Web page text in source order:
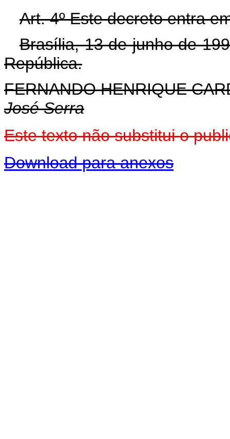
Art. 4º Este decreto entra
Brasília, 13 de junho de
República.
FERNANDO HENRIQUE
José Serra
Este texto não substitui o
Download para anexos